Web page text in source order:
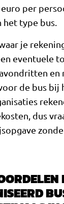
per
het type bus.
je
eventuele
en
de bus bij
dus